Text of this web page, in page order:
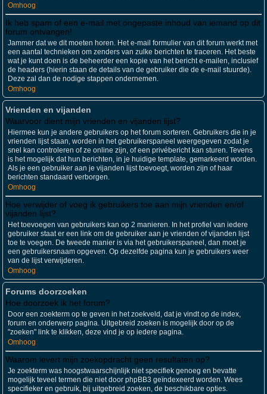
Omhoog
Ik heb spam of een e-mail met ongepaste inhoud van iemand op dit
forum ontvangen!
Jammer dat we dit moeten horen. Het e-mail formulier van dit forum werkt met
een aantal technieken om zenders van zulke berichten te traceren. Het beste
wat je kunt doen is de beheerder een kopie van het bericht e-mailen, inclusief
de headers (hierin staan de details van de gebruiker die de e-mail stuurde).
Deze zal dan de nodige stappen ondernemen.
Omhoog
Vrienden en vijanden
Waarvoor dient mijn vrienden en vijanden lijst?
Hiermee kun je andere gebruikers op het forum sorteren. Gebruikers die in je
vrienden lijst staan, worden in het gebruikerspaneel weergegeven zodat je
snel kan controleren of ze online zijn, of een privébericht kan sturen. Tevens
is het mogelijk dat hun berichten, in je huidige template, gemarkeerd worden.
Als je een gebruiker aan je vijanden lijst toevoegt, worden zijn of haar
berichten standaard verborgen.
Omhoog
Hoe verwijder of voeg ik gebruikers toe aan mijn vrienden en/of
vijanden lijst?
Het toevoegen van gebruikers kan op 2 manieren. In het profiel van iedere
gebruiker staat er een link om de gebruiker aan je vrienden of vijanden lijst
toe te voegen. De tweede manier is via het gebruikerspaneel, dan moet je
een gebruikersnaam opgeven. Op dezelfde pagina kun je gebruikers weer
van de lijst verwijderen.
Omhoog
Forums doorzoeken
Hoe doorzoek ik het forum?
Door een zoekterm op te geven in het zoekveld, dat je vindt op de index,
forum en onderwerp pagina. Uitgebreid zoeken is mogelijk door op de
"zoeken" link te klikken, deze vind je op iedere pagina.
Omhoog
Waarom levert mijn zoekopdracht geen resultaten op?
Je zoekterm was hoogstwaarschijnlijk niet specifiek genoeg en bevatte
mogelijk teveel termen die niet door phpBB3 geïndexeerd worden. Wees
specifieker en gebruik, bij uitgebreid zoeken, de beschikbare opties.